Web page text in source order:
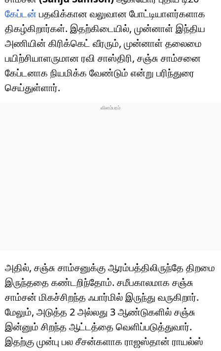
கேப்டன்பதவிக்கான வலுவான போட்டியாளர்களாக
திகழ்கிறார்கள். இதற்கிடையில், முன்னாள் இந்திய
அணியின் கிரிக்கெட் வீரரும், முன்னாள் தலைமை
பயிற்சியாளருமான ரவி சாஸ்திரி, சஞ்சு சாம்சனை
கேப்டனாக நியமிக்க வேண்டும் என்று பரிந்துரை
செய்துள்ளார்.
அதில், சஞ்சு சாம்சனுக்கு ஆரம்பத்திலிருந்தே திறமை
இருந்ததை கண்டறிந்தோம். சமீபகாலமாக சஞ்சு
சாம்சன் மிகச்சிறந்த ஃபார்மில் இருந்து வருகிறார்.
மேலும், அடுத்த 2 அல்லது 3 ஆண்டுகளில் சஞ்சு
இன்னும் சிறந்த ஆட்டத்தை வெளிப்படுத்துவார்.
இதற்கு முன்பு பல சீசன்களாக ராஜஸ்தான் ராயல்ஸ்